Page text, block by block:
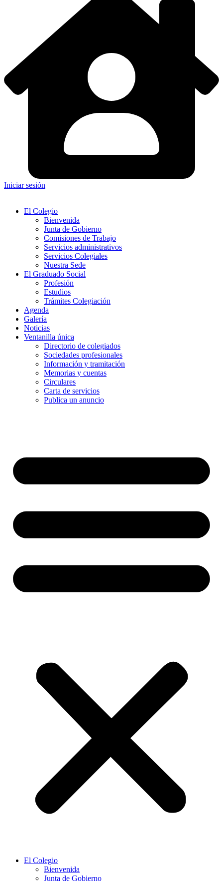
Iniciar sesión
El Colegio
Bienvenida
Junta de Gobierno
Comisiones de Trabajo
Servicios administrativos
Servicios Colegiales
Nuestra Sede
El Graduado Social
Profesión
Estudios
Trámites Colegiación
Agenda
Galería
Noticias
Ventanilla única
Directorio de colegiados
Sociedades profesionales
Información y tramitación
Memorias y cuentas
Circulares
Carta de servicios
Publica un anuncio
El Colegio
Bienvenida
Junta de Gobierno